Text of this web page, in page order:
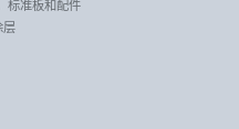
标准板和配件
层